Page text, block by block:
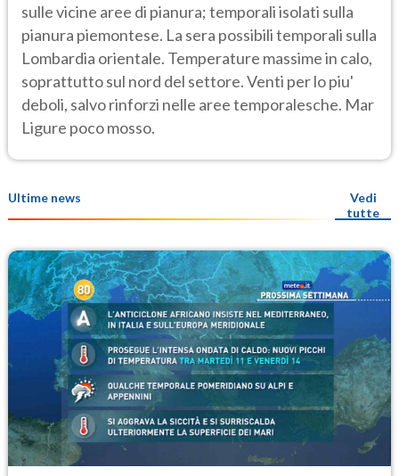
sulle vicine aree di pianura; temporali isolati sulla
pianura piemontese. La sera possibili temporali sulla
Lombardia orientale. Temperature massime in calo,
soprattutto sul nord del settore. Venti per lo piu'
deboli, salvo rinforzi nelle aree temporalesche. Mar
Ligure poco mosso.
Ultime news
Vedi
tutte